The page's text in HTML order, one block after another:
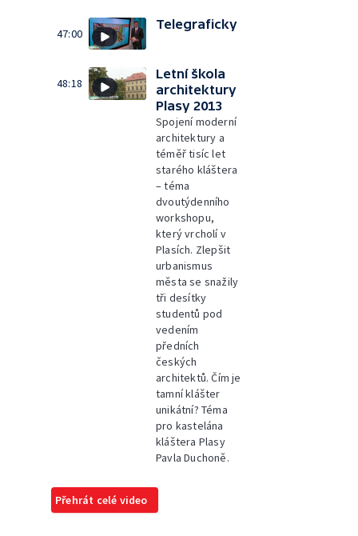
47:00
Telegraficky
48:18
Letní škola
architektury
Plasy 2013
Spojení moderní
architektury a
téměř tisíc let
starého kláštera
– téma
dvoutýdenního
workshopu,
který vrcholí v
Plasích. Zlepšit
urbanismus
města se snažily
tři desítky
studentů pod
vedením
předních
českých
architektů. Čím je
tamní klášter
unikátní? Téma
pro kastelána
kláštera Plasy
Pavla Duchoně.
Přehrát celé video